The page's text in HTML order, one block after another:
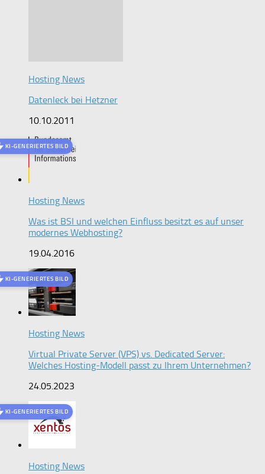
Hosting News
Datenleck bei Hetzner
10.10.2011
KI-GENERIERTES BILD
Hosting News
Was ist BSI und welchen Einfluss besitzt es auf unser
modernes Webhosting?
19.04.2016
KI-GENERIERTES BILD
Hosting News
Virtual Private Server (VPS) vs. Dedicated Server:
Welches Hosting-Modell passt zu Ihrem Unternehmen?
24.05.2023
KI-GENERIERTES BILD
Hosting News